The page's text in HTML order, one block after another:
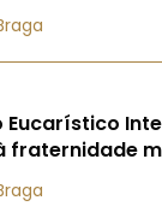
Eucarístico
fraternidade